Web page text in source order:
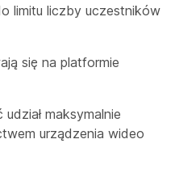
limitu liczby uczestników
się na platformie
maksymalnie
urządzenia wideo